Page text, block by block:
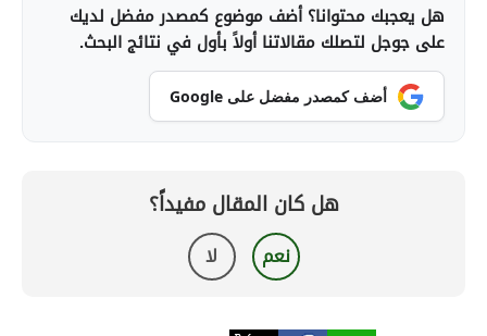
هل يعجبك محتوانا؟ أضف موضوع كمصدر مفضل لديك
على جوجل لتصلك مقالاتنا أولاً بأول في نتائج البحث.
أضف كمصدر مفضل على Google
هل كان المقال مفيداً؟
نعم لا